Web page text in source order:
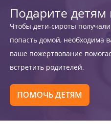
Подарите
Чтобы дети-сироты
попасть домой, необходима
ваше пожертвование
встретить родителей.
ПОМОЧЬ ДЕТЯМ